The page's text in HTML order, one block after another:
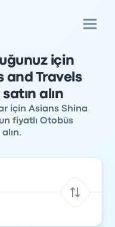
için
and Travels
alın
için Asians Shina
fiyatlı Otobüs